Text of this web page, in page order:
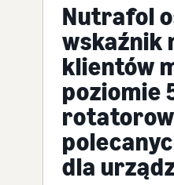
Nutrafol
wskaźnik
klientów
poziomie
dla